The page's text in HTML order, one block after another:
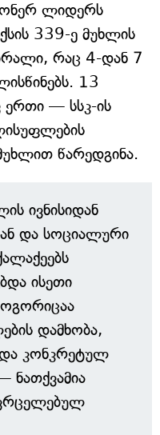
ლიდერს
339-ე მუხლის
რაც 4-დან 7
13
ერთი — სსკ-ის
წარედგინა.
ივნისიდან
და სოციალური
ისეთი
დამხობა,
კონკრეტულ